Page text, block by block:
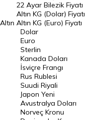
Dolar Kuru
Euro Kuru
Pound Kuru
Frank Kuru
Riyal Kuru
Avustralya Doları
Danimarka Kronu Kuru
Altın
22 Ayar Bilezik Fiyatı
Altın KG (Dolar) Fiyatı
Altın KG (Euro) Fiyatı
Dolar
Euro
Sterlin
Kanada Doları
İsviçre Frangı
Rus Rublesi
Suudi Riyali
Japon Yeni
Avustralya Doları
Norveç Kronu